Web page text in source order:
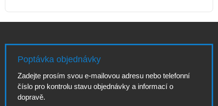
Poptávka objednávky
Zadejte prosím svou e-mailovou adresu nebo telefonní
číslo pro kontrolu stavu objednávky a informací o
dopravě.